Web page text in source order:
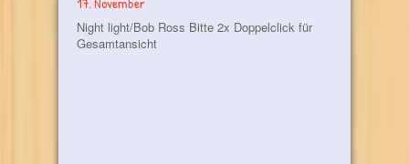
Night light/Bob Ross Bitte 2x Doppelclick für
Gesamtansicht